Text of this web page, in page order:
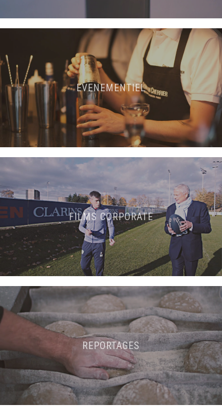
EVENEMENTIEL
FILMS CORPORATE
REPORTAGES